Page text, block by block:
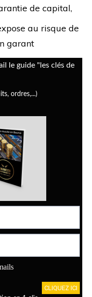
de capital,
au risque de
garant